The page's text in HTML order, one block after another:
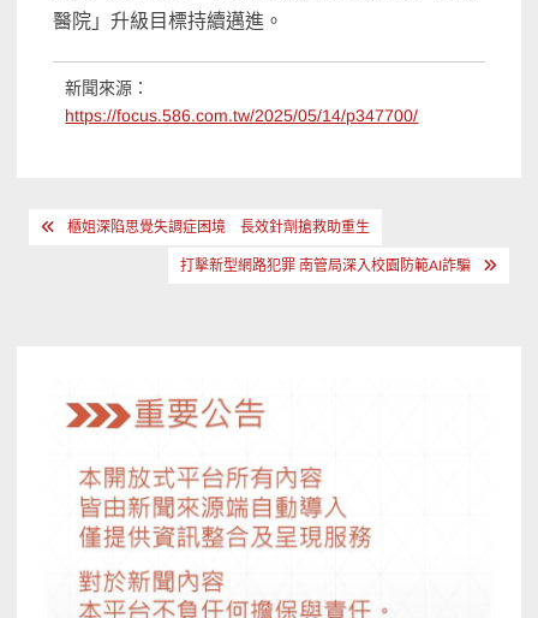
醫院」升級目標持續邁進。
新聞來源：
https://focus.586.com.tw/2025/05/14/p347700/
文 櫃姐深陷思覺失調症困境 長效針劑搶救助重生
打擊新型網路犯罪 南管局深入校園防範AI詐騙